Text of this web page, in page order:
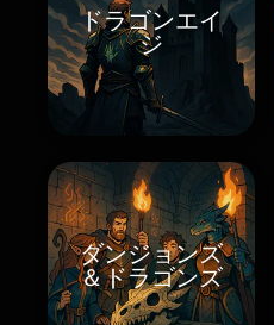
ドラゴンエイ
ジ
ダンジョンズ
＆ドラゴンズ